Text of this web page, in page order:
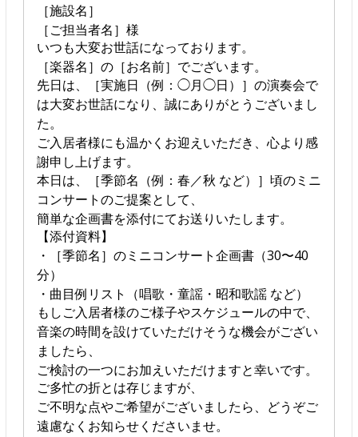
［施設名］
［ご担当者名］様
いつも大変お世話になっております。
［楽器名］の［お名前］でございます。
先日は、［実施日（例：◯月◯日）］の演奏会で
は大変お世話になり、誠にありがとうございまし
た。
ご入居者様にも温かくお迎えいただき、心より感
謝申し上げます。
本日は、［季節名（例：春／秋 など）］頃のミニ
コンサートのご提案として、
簡単な企画書を添付にてお送りいたします。
【添付資料】
・［季節名］のミニコンサート企画書（30〜40
分）
・曲目例リスト（唱歌・童謡・昭和歌謡 など）
もしご入居者様のご様子やスケジュールの中で、
音楽の時間を設けていただけそうな機会がござい
ましたら、
ご検討の一つにお加えいただけますと幸いです。
ご多忙の折とは存じますが、
ご不明な点やご希望がございましたら、どうぞご
遠慮なくお知らせくださいませ。